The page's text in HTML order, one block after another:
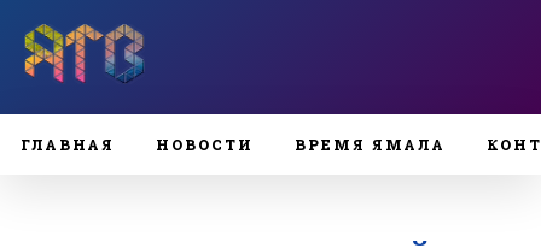
ГЛАВНАЯ НОВОСТИ ВРЕМЯ ЯМАЛА